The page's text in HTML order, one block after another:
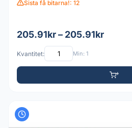
Sista få bitarna!: 12
205.91kr – 205.91kr
Kvantitet: Min: 1